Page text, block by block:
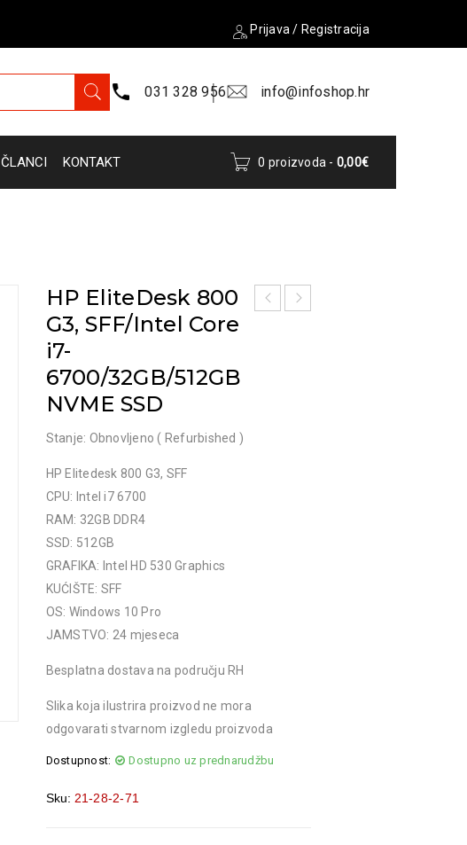
Prijava / Registracija
031 328 956 info@infoshop.hr
ČLANCI KONTAKT 0 proizvoda - 0,00€
HP EliteDesk 800
G3, SFF/Intel Core
i7-
6700/32GB/512GB
NVME SSD
Stanje: Obnovljeno ( Refurbished )
HP Elitedesk 800 G3, SFF
CPU: Intel i7 6700
RAM: 32GB DDR4
SSD: 512GB
GRAFIKA: Intel HD 530 Graphics
KUĆIŠTE: SFF
OS: Windows 10 Pro
JAMSTVO: 24 mjeseca
Besplatna dostava na području RH
Slika koja ilustrira proizvod ne mora
odgovarati stvarnom izgledu proizvoda
Dostupnost: Dostupno uz prednarudžbu
Sku: 21-28-2-71